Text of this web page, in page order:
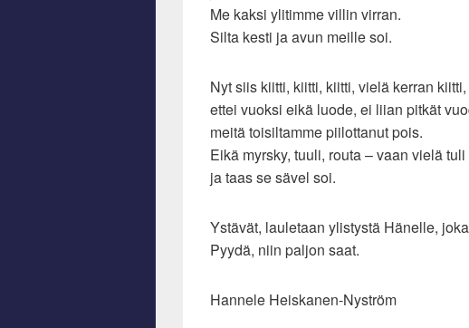
Me kaksi ylitimme villin virran.
Silta kesti ja avun meille soi.
Nyt siis kiitti, kiitti, kiitti, vielä kerran kiitti,
ettei vuoksi eikä luode, ei liian pitkät
meitä toisiltamme piilottanut pois.
Eikä myrsky, tuuli, routa – vaan vielä
ja taas se sävel soi.
Ystävät, lauletaan ylistystä Hänelle,
Pyydä, niin paljon saat.
Hannele Heiskanen-Nyström